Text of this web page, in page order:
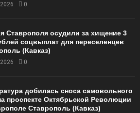
0
Ставрополя осудили за хищение 3
соцвыплат для переселенцев
(Кавказ)
0
добилась сноса самовольного
проспекте Октябрьской Революции
Ставрополь (Кавказ)